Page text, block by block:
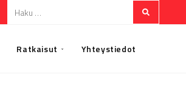
Ratkaisut Yhteystiedot